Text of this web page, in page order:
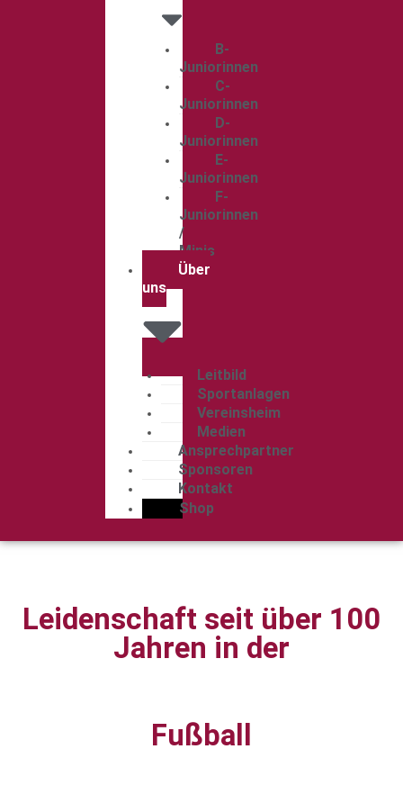
B-
Juniorinnen
C-
Juniorinnen
D-
Juniorinnen
E-
Juniorinnen
F-
Juniorinnen
/
Minis
Über
uns
Leitbild
Sportanlagen
Vereinsheim
Medien
Ansprechpartner
Sponsoren
Kontakt
Shop
Leidenschaft seit über 100
Jahren in der
Fußball